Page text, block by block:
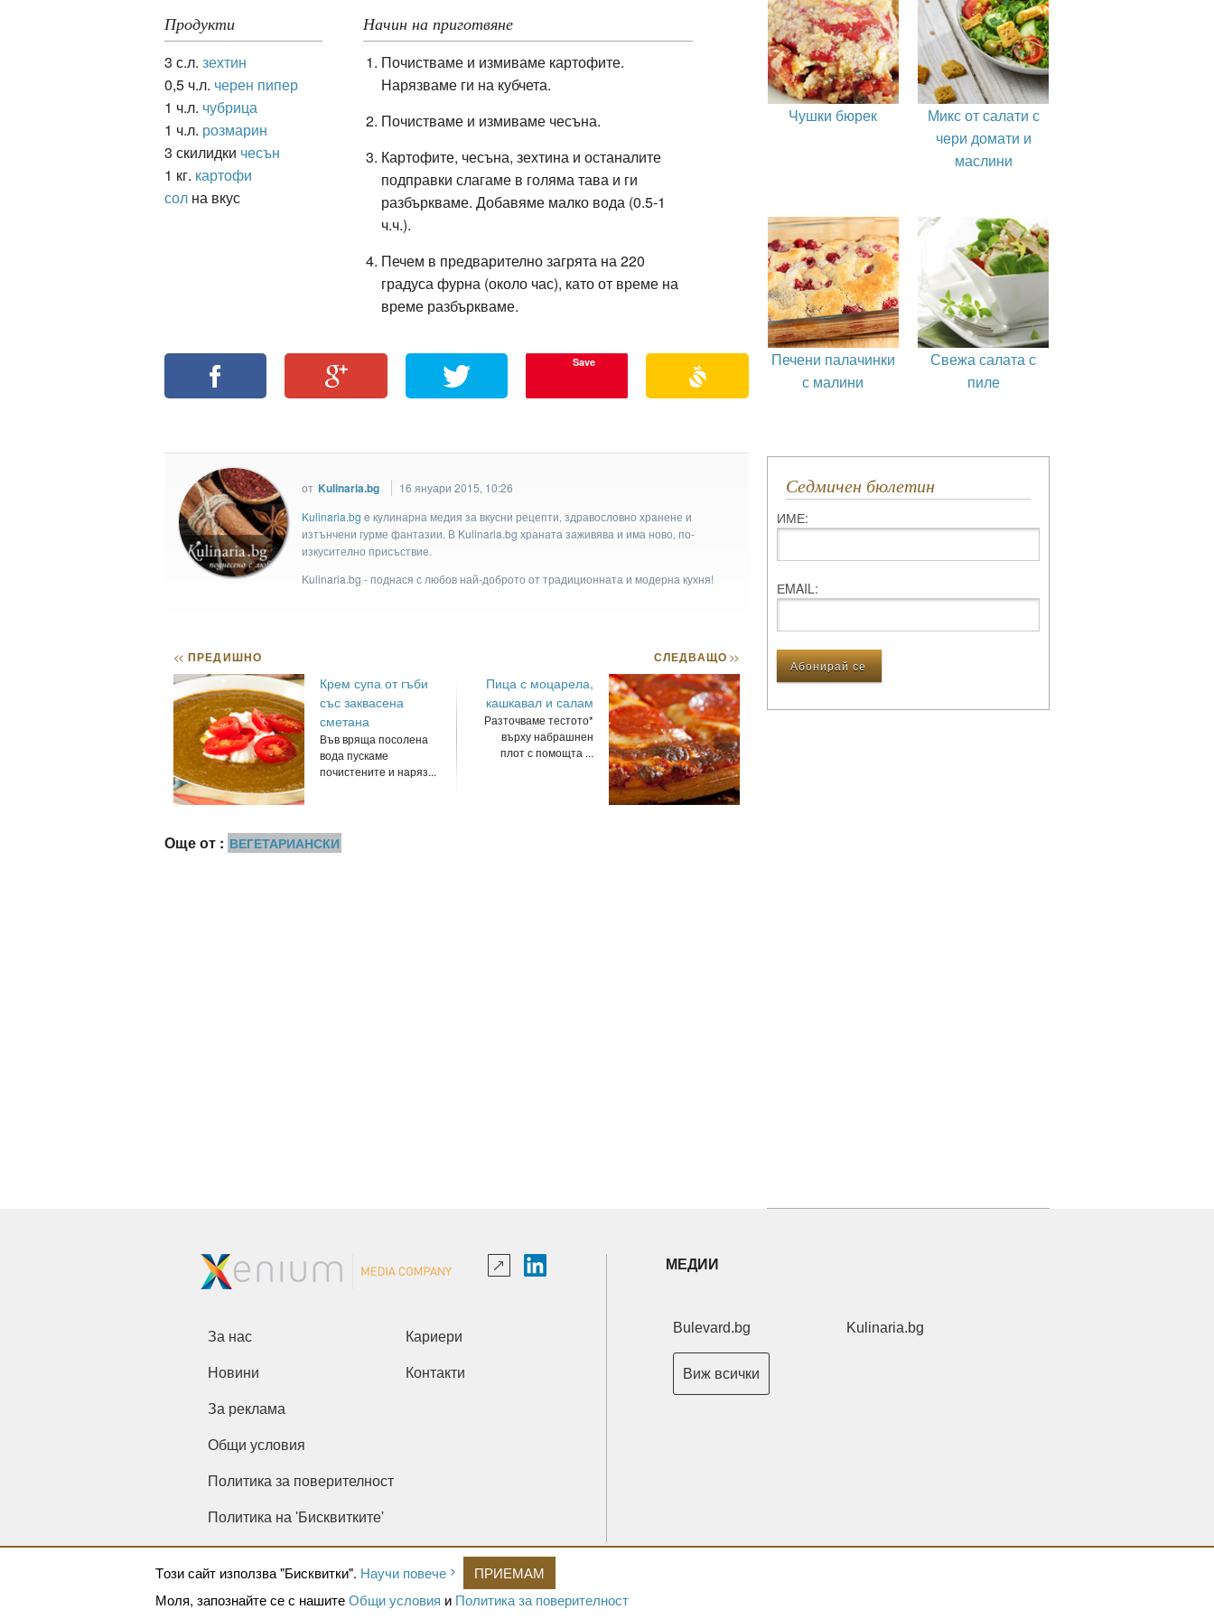
Продукти
3 с.л. зехтин
0,5 ч.л. черен пипер
1 ч.л. чубрица
1 ч.л. розмарин
3 скилидки чесън
1 кг. картофи
сол на вкус
Начин на приготвяне
Почистваме и измиваме картофите.
Нарязваме ги на кубчета.
Почистваме и измиваме чесъна.
Картофите, чесъна, зехтина и останалите
подправки слагаме в голяма тава и ги
разбъркваме. Добавяме малко вода (0.5-1
ч.ч.).
Печем в предварително загрята на 220
градуса фурна (около час), като от време на
време разбъркваме.
Save
от Kulinaria.bg
16 януари 2015, 10:26
Kulinaria.bg e кулинарна медия за вкусни рецепти, здравословно хранене и
изтънчени гурме фантазии. В Kulinaria.bg храната заживява и има ново, по-
изкусително присъствие.
Kulinaria.bg - поднася с любов най-доброто от традиционната и модерна кухня!
<< ПРЕДИШНО
Крем супа от гъби
със заквасена
сметана
Във вряща посолена
вода пускаме
почистените и наряз...
СЛЕДВАЩО>>
Пица с моцарела,
кашкавал и салам
Разточваме тестото*
върху набрашнен
плот с помощта ...
Още от : ВЕГЕТАРИАНСКИ
Чушки бюрек
Микс от салати с
чери домати и
маслини
Печени палачинки
с малини
Свежа салата с
пиле
Седмичен бюлетин
ИМЕ:
ЕMAIL:
Tози сайт използва "Бисквитки". Научи повече
ПРИЕМАМ
Моля, запознайте се с нашитеОбщи условия и Политика за поверителност
За нас Кариери
Новини Контакти
За реклама
Общи условия
Политика за поверителност
Политика на 'Бисквитките'
МЕДИИ
Bulevard.bg Kulinaria.bg
Виж всички
Copyright © 2026 Ксениум ООД. Всички права запазени.